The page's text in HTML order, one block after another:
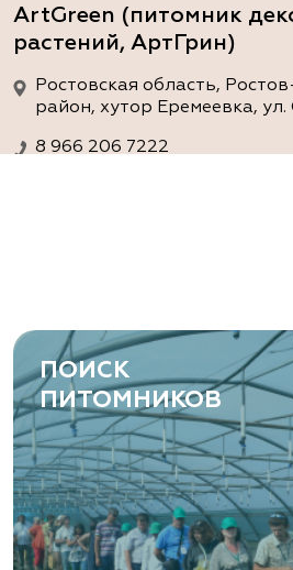
ArtGreen (питомник
растений, АртГрин)
Ростовская область,
район, хутор Еремеевка,
8 966 206 7222
Ростовская область,
Левобережная ул, дом № 37
8 966 206 7222
www.art-green.ru
Garden Group, ООО
Груп»
ПОИСК
ПИТОМНИКОВ